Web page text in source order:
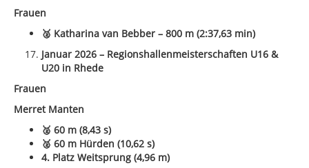
Frauen
🥈 Katharina van Bebber – 800 m (2:37,63 min)
Januar 2026 – Regionshallenmeisterschaften U16 &
U20 in Rhede
Frauen
Merret Manten
🥈 60 m (8,43 s)
🥈 60 m Hürden (10,62 s)
4. Platz Weitsprung (4,96 m)